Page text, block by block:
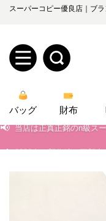
スーパーコピー優良店｜ブ
規
ロ
バッグ 財布
📢 当店は正真正銘のn級ス
当店は正真正銘のn級ス
2026春の新作続々更新